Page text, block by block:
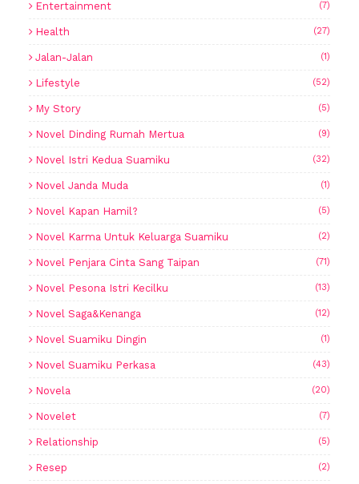
Entertainment (7)
Health (27)
Jalan-Jalan (1)
Lifestyle (52)
My Story (5)
Novel Dinding Rumah Mertua (9)
Novel Istri Kedua Suamiku (32)
Novel Janda Muda (1)
Novel Kapan Hamil? (5)
Novel Karma Untuk Keluarga Suamiku (2)
Novel Penjara Cinta Sang Taipan (71)
Novel Pesona Istri Kecilku (13)
Novel Saga&Kenanga (12)
Novel Suamiku Dingin (1)
Novel Suamiku Perkasa (43)
Novela (20)
Novelet (7)
Relationship (5)
Resep (2)